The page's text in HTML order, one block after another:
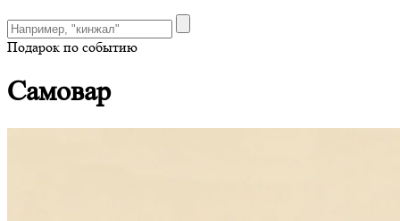
Подарок по событию
Самовар